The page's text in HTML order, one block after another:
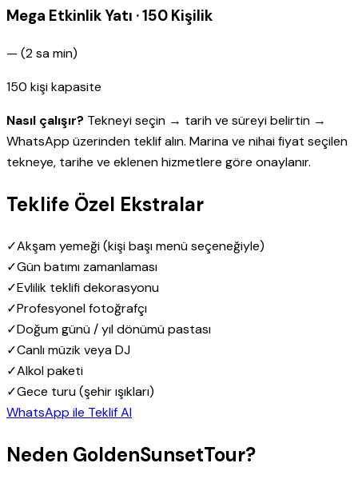
Mega Etkinlik Yatı · 150 Kişilik
— (2sa min)
150 kişi kapasite
Nasıl çalışır? Tekneyi seçin → tarih ve süreyi belirtin →
WhatsApp üzerinden teklif alın. Marina ve nihai fiyat seçilen
tekneye, tarihe ve eklenen hizmetlere göre onaylanır.
Teklife Özel Ekstralar
✓Akşam yemeği (kişi başı menü seçeneğiyle)
✓Gün batımı zamanlaması
✓Evlilik teklifi dekorasyonu
✓Profesyonel fotoğrafçı
✓Doğum günü / yıl dönümü pastası
✓Canlı müzik veya DJ
✓Alkol paketi
✓Gece turu (şehir ışıkları)
WhatsApp ile Teklif Al
Neden GoldenSunsetTour?